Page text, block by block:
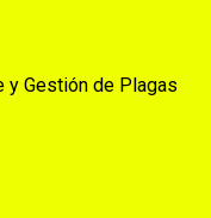
y Gestión de Plagas